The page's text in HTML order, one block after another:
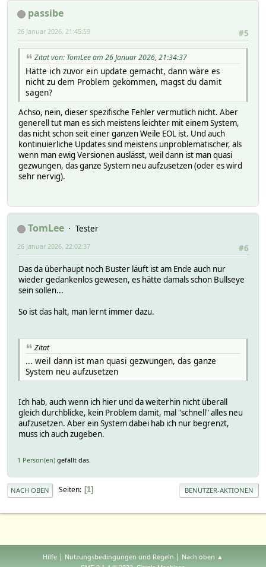
passibe
#5
26 Januar 2026, 21:45:59
Zitat von: TomLee am 26 Januar 2026, 21:34:37
Hätte ich zuvor ein update gemacht, dann wäre es
nicht zu dem Problem gekommen, magst du damit
sagen?
Achso, nein, dieser spezifische Fehler vermutlich nicht. Aber
generell tut man es sich meistens leichter mit einem System,
das nicht schon seit einer ganzen Weile EOL ist. Und auch
kontinuierliche Updates sind meistens unproblematischer, als
wenn man ewig Versionen auslässt, weil dann ist man quasi
gezwungen, das ganze System neu aufzusetzen (oder es wird
sehr nervig).
TomLee
Tester
#6
26 Januar 2026, 22:02:37
Das da überhaupt noch Buster läuft ist am Ende auch nur
wieder gedankenlos gewesen, es hätte damals schon Bullseye
sein sollen...
So ist das halt, man lernt immer dazu.
Zitat
... weil dann ist man quasi gezwungen, das ganze
System neu aufzusetzen
Ich hab, auch wenn ich hier und da weiterhin nicht überall
gleich durchblicke, kein Problem damit, mal "schnell" alles neu
aufzusetzen. Aber ein System dabei hab ich nur begrenzt,
muss ich auch zugeben.
1 Person(en) gefällt das.
NACH OBEN Seiten 1 BENUTZER-AKTIONEN
Hilfe | Nutzungsbedingungen und Regeln | Nach oben ▲